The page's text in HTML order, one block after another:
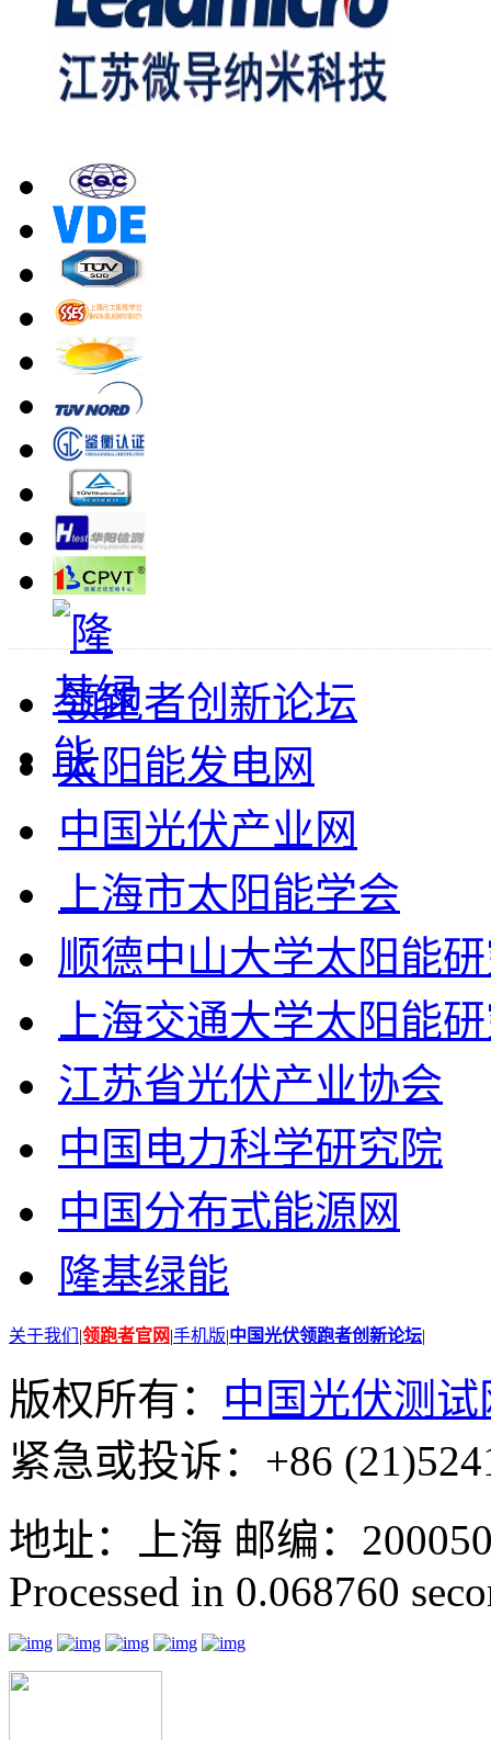
领跑者创新论坛
太阳能发电网
中国光伏产业网
上海市太阳能学会
顺德中山大学太阳能
上海交通大学太阳能
江苏省光伏产业协会
中国电力科学研究院
中国分布式能源网
隆基绿能
关于我们 |领跑者官网|手机版|中国光伏领跑者创新论坛|
版权所有： 中国光伏测试
紧急或投诉：+86
地址：上海 邮编：
Processed in 0.068760